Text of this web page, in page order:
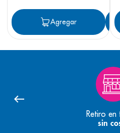
Agregar
Retiro en
sin